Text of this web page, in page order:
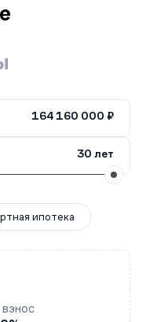
164 160 000 ₽
30 лет
ипотека